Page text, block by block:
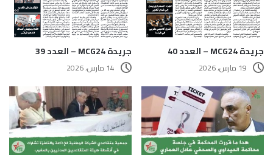
جريدة MCG24 – العدد 40
19 مارس، 2026
جريدة MCG24 – العدد 39
14 مارس، 2026